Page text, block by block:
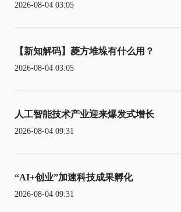
2026-08-04 03:05
【新知解码】菱方堆垛有什么用？
2026-08-04 03:05
人工智能技术产业迎来爆发式增长
2026-08-04 09:31
“AI+创业”加速科技成果孵化
2026-08-04 09:31